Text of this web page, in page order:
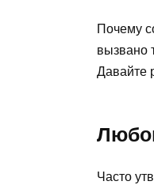
Почему
вызвано
Давайте
Часто